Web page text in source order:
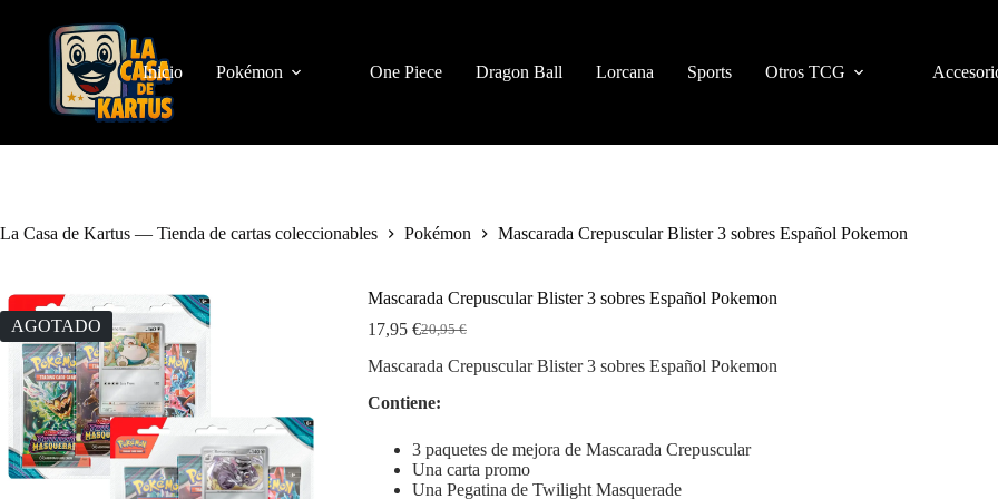
contenido
Inicio
Pokémon One Piece Dragon Ball Lorcana Sports Otros TCG
La Casa de Kartus — Tienda de cartas coleccionables Pokémon Mascarada Crepuscular Blister 3 sobres Español Pokemon
AGOTADO
Mascarada Crepuscular Blister 3 sobres Español Pokemon
20,95€
El
precio
original
era:
17,95 €El
precio
actual
es:
Mascarada Crepuscular Blister 3 sobres Español Pokemon
Contiene:
3 paquetes de mejora de Mascarada Crepuscular
Una carta promo
Una Pegatina de Twilight Masquerade